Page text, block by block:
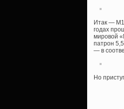
Итак —
годах
мировой
патрон
— в
Но